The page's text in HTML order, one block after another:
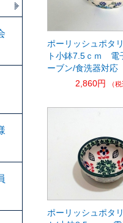
ポーリッシュポタ
ト小鉢7.5ｃｍ 電
ーブン/食洗器対応
2,860円
（
ポーリッシュポタ